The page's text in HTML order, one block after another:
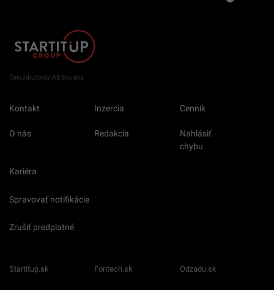
Člen združenia IAB Slovakia
Kontakt Inzercia Cenník
O nás Redakcia
Nahlásiť
chybu
Kariéra
Spravovať notifikácie
Zrušiť predplatné
Startitup.sk Fontech.sk Odzadu.sk